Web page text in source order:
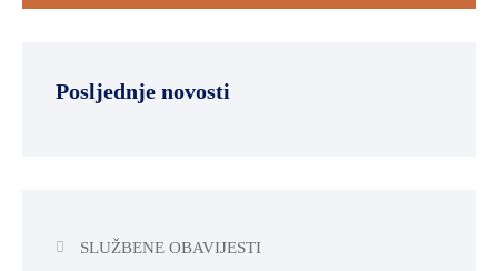
Posljednje novosti
SLUŽBENE OBAVIJESTI